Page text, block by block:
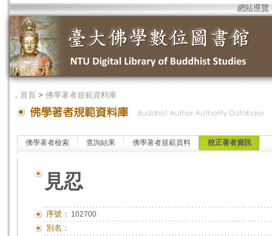
網站導覽
． 首頁 > 佛學著者規範資料庫
佛學著者檢索 查詢結果 佛學著者規範資料 校正著者資訊
見忍
序號： 102700
別名：